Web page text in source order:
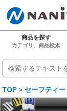
商品を探す
カテゴリ、商品検索
TOP > セーフティー